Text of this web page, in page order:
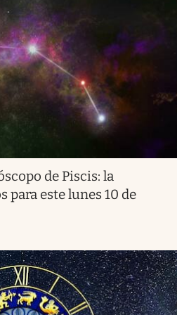
de Piscis: la
para este lunes 10 de